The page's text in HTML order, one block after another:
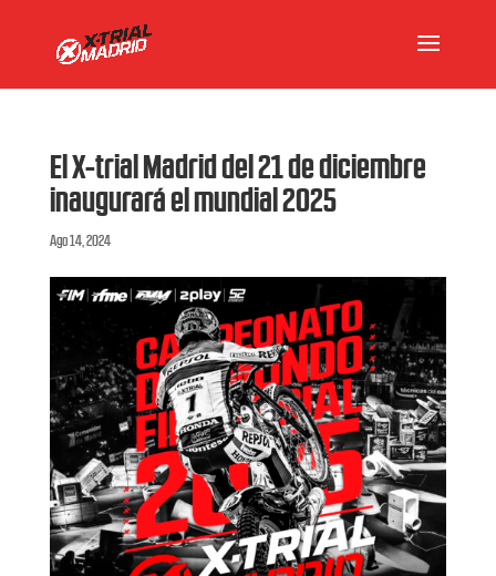
El X-trial Madrid del 21 de diciembre
inaugurará el mundial 2025
Ago 14, 2024